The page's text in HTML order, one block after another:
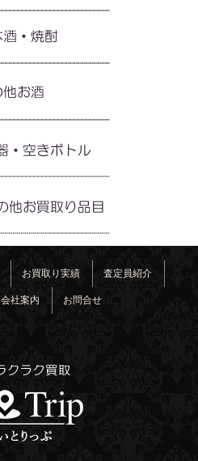
お買取り実績 査定員紹介
会社案内 お問合せ